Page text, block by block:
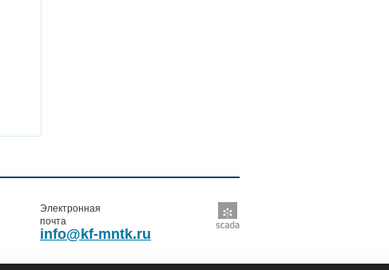
Электронная
почта
info@kf-mntk.ru